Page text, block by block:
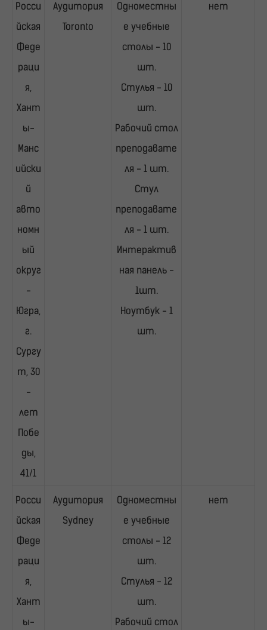
Росси
йская
Феде
раци
я,
Хант
ы-
Манс
ийски
й
авто
номн
ый
округ
-
Югра,
г.
Сургу
т, 30
-
лет
Побе
ды,
41/1
Аудитория
Toronto
Одноместны
е учебные
столы - 10
шт.
Стулья - 10
шт.
Рабочий стол
преподавате
ля - 1 шт.
Стул
преподавате
ля - 1 шт.
Интерактив
ная панель -
1шт.
Ноутбук - 1
шт.
нет
Росси
йская
Феде
раци
я,
Хант
ы-
Аудитория
Sydney
Одноместны
е учебные
столы - 12
шт.
Стулья - 12
шт.
Рабочий стол
нет